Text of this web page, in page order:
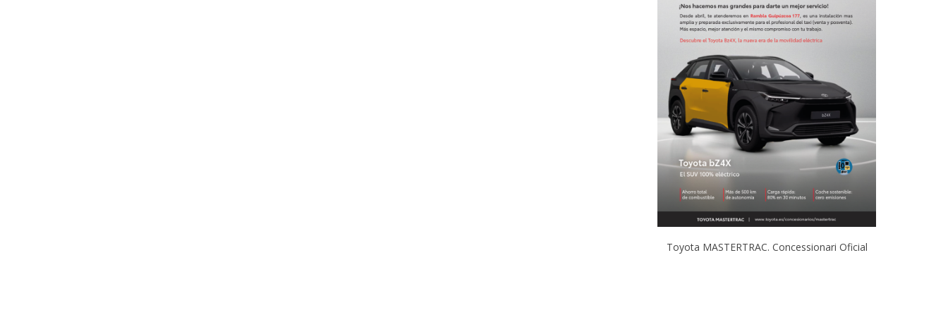
Toyota MASTERTRAC. Concessionari Oficial